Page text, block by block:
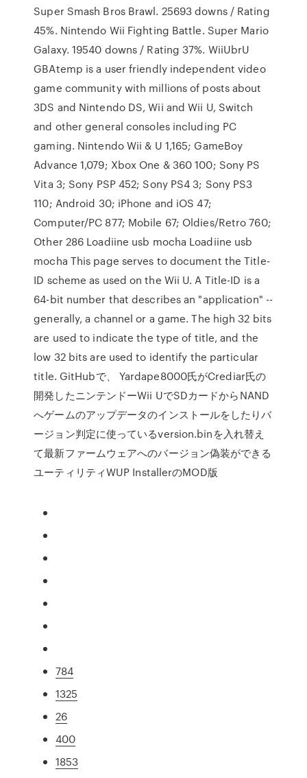
Super Smash Bros Brawl. 25693 downs / Rating
45%. Nintendo Wii Fighting Battle. Super Mario
Galaxy. 19540 downs / Rating 37%. WiiUbrU
GBAtemp is a user friendly independent video
game community with millions of posts about
3DS and Nintendo DS, Wii and Wii U, Switch
and other general consoles including PC
gaming. Nintendo Wii & U 1,165; GameBoy
Advance 1,079; Xbox One & 360 100; Sony PS
Vita 3; Sony PSP 452; Sony PS4 3; Sony PS3
110; Android 30; iPhone and iOS 47;
Computer/PC 877; Mobile 67; Oldies/Retro 760;
Other 286 Loadiine usb mocha Loadiine usb
mocha This page serves to document the Title-
ID scheme as used on the Wii U. A Title-ID is a
64-bit number that describes an "application" --
generally, a channel or a game. The high 32 bits
are used to indicate the type of title, and the
low 32 bits are used to identify the particular
title. GitHubで、 Yardape8000氏がCrediar氏の
開発したニンテンドーWii UでSDカードからNAND
へゲームのアップデータのインストールをしたりバ
ージョン判定に使っているversion.binを入れ替え
て最新ファームウェアへのバージョン偽装ができる
ユーティリティWUP InstallerのMOD版
784
1325
26
400
1853